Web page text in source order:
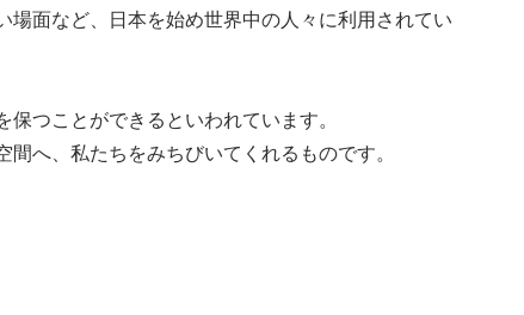
面など、日本を始め世界中の人々に利用されてい
つことができるといわれています。
へ、私たちをみちびいてくれるものです。